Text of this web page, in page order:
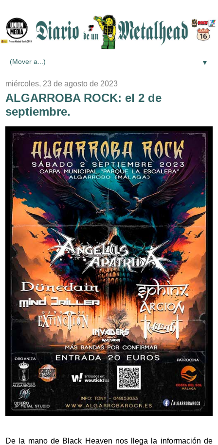
▼
miércoles, 23 de agosto de 2023
ALGARROBA ROCK: el 2 de
septiembre.
De la mano de Black Heaven nos llega la información de